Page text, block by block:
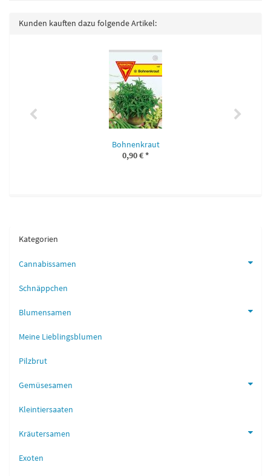
Kunden kauften dazu folgende Artikel:
Bohnenkraut
0,90 €*
Kategorien
Cannabissamen
Schnäppchen
Blumensamen
Meine Lieblingsblumen
Pilzbrut
Gemüsesamen
Kleintiersaaten
Kräutersamen
Exoten